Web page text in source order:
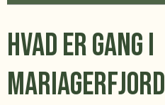
Hvad er Gang i
Mariagerfjord